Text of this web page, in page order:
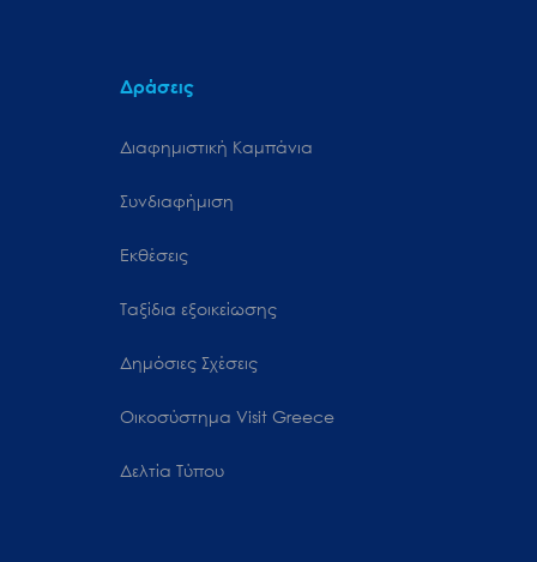
Δράσεις
Διαφημιστική Καμπάνια
Συνδιαφήμιση
Εκθέσεις
Ταξίδια εξοικείωσης
Δημόσιες Σχέσεις
Oικοσύστημα Visit Greece
Δελτία Τύπου